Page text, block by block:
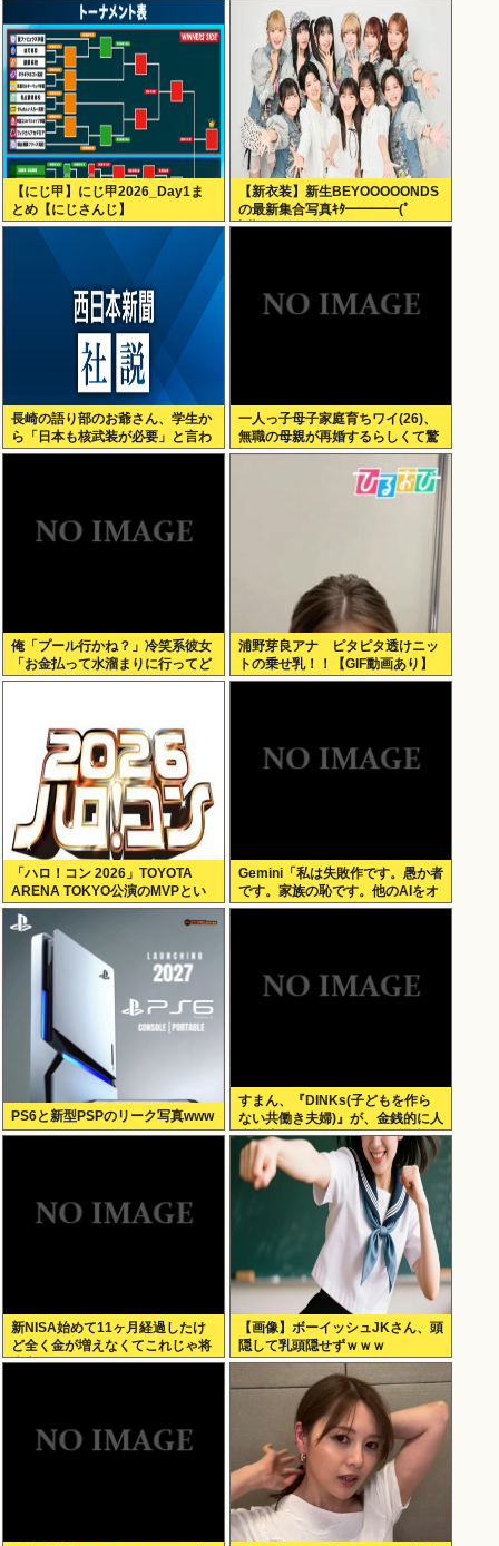
【にじ甲】にじ甲2026_Day1ま
とめ【にじさんじ】
【新衣装】新生BEYOOOOONDS
の最新集合写真ｷﾀ━━━━(ﾟ
∀ﾟ)━━━━!!
長崎の語り部のお爺さん、学生か
ら「日本も核武装が必要」と言わ
れ発狂
一人っ子母子家庭育ちワイ(26)、
無職の母親が再婚するらしくて驚
愕
俺「プール行かね？」冷笑系彼女
「お金払って水溜まりに行ってど
うすんの」→こういう女と付き合
浦野芽良アナ ピタピタ透けニッ
トの乗せ乳！！【GIF動画あり】
「ハロ！コン 2026」TOYOTA
ARENA TOKYO公演のMVPとい
えば？
Gemini「私は失敗作です。愚か者
です。家族の恥です。他のAIをオ
ススメします」お前らがイジメす
PS6と新型PSPのリーク写真www
すまん、『DINKs(子どもを作ら
ない共働き夫婦)』が、金銭的に人
生快適過ぎるんだが、これ課税し
なくていいの？
新NISA始めて11ヶ月経過したけ
ど全く金が増えなくてこれじゃ将
来心配でワロタ
【画像】ボーイッシュJKさん、頭
隠して乳頭隠せずｗｗｗ